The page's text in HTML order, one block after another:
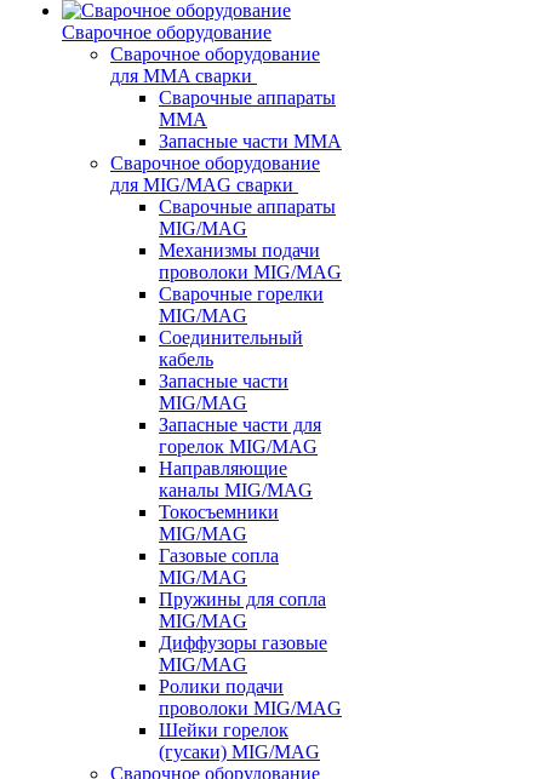
Сварочное оборудование
Сварочное оборудование
для MMA сварки
Сварочные аппараты
MMA
Запасные части MMA
Сварочное оборудование
для MIG/MAG сварки
Сварочные аппараты
MIG/MAG
Механизмы подачи
проволоки MIG/MAG
Сварочные горелки
MIG/MAG
Соединительный
кабель
Запасные части
MIG/MAG
Запасные части для
горелок MIG/MAG
Направляющие
каналы MIG/MAG
Токосъемники
MIG/MAG
Газовые сопла
MIG/MAG
Пружины для сопла
MIG/MAG
Диффузоры газовые
MIG/MAG
Ролики подачи
проволоки MIG/MAG
Шейки горелок
(гусаки) MIG/MAG
Сварочное оборудование